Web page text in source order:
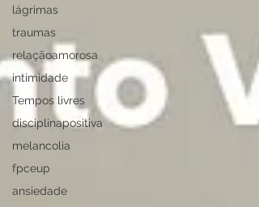
lágrimas
traumas
relaçãoamorosa
intimidade
Tempos livres
disciplinapositiva
melancolia
fpceup
ansiedade